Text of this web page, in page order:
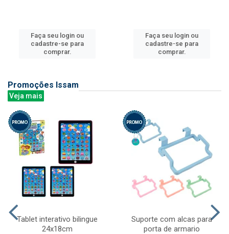
Faça seu login ou
cadastre-se para
comprar.
Faça seu login ou
cadastre-se para
comprar.
Promoções Issam
Veja mais
Tablet interativo bilingue
24x18cm
Suporte com alcas para
porta de armario